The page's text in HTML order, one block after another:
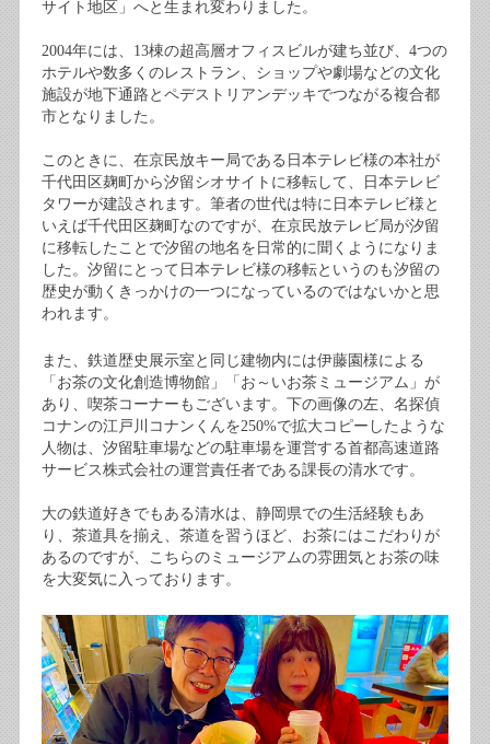
サイト地区」へと生まれ変わりました。
2004年には、13棟の超高層オフィスビルが建ち並び、4つの
ホテルや数多くのレストラン、ショップや劇場などの文化
施設が地下通路とペデストリアンデッキでつながる複合都
市となりました。
このときに、在京民放キー局である日本テレビ様の本社が
千代田区麹町から汐留シオサイトに移転して、日本テレビ
タワーが建設されます。筆者の世代は特に日本テレビ様と
いえば千代田区麹町なのですが、在京民放テレビ局が汐留
に移転したことで汐留の地名を日常的に聞くようになりま
した。汐留にとって日本テレビ様の移転というのも汐留の
歴史が動くきっかけの一つになっているのではないかと思
われます。
また、鉄道歴史展示室と同じ建物内には伊藤園様による
「お茶の文化創造博物館」「お～いお茶ミュージアム」が
あり、喫茶コーナーもございます。下の画像の左、名探偵
コナンの江戸川コナンくんを250%で拡大コピーしたような
人物は、汐留駐車場などの駐車場を運営する首都高速道路
サービス株式会社の運営責任者である課長の清水です。
大の鉄道好きでもある清水は、静岡県での生活経験もあ
り、茶道具を揃え、茶道を習うほど、お茶にはこだわりが
あるのですが、こちらのミュージアムの雰囲気とお茶の味
を大変気に入っております。